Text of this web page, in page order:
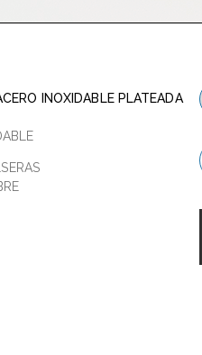
INOXIDABLE PLATEADA